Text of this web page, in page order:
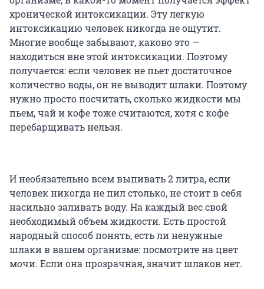
хронической интоксикации. Эту легкую
интоксикацию человек никогда не ощутит.
Многие вообще забывают, каково это —
находиться вне этой интоксикации. Поэтому
получается: если человек не пьет достаточное
количество воды, он не выводит шлаки. Поэтому
нужно просто посчитать, сколько жидкости мы
пьем, чай и кофе тоже считаются, хотя с кофе
перебарщивать нельзя.
И необязательно всем выпивать 2 литра, если
человек никогда не пил столько, не стоит в себя
насильно заливать воду. На каждый вес свой
необходимый объем жидкости. Есть простой
народный способ понять, есть ли ненужные
шлаки в вашем организме: посмотрите на цвет
мочи. Если она прозрачная, значит шлаков нет.